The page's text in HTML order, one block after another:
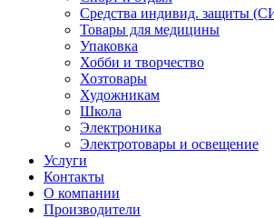
Средства индивид. защиты
Товары для медицины
Упаковка
Хобби и творчество
Хозтовары
Художникам
Школа
Электроника
Электротовары и освещение
Услуги
Контакты
О компании
Производители